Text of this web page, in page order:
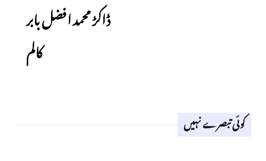
ڈاکڑ محمد افضل بابر
کالم
کوئی تبصرے نہیں